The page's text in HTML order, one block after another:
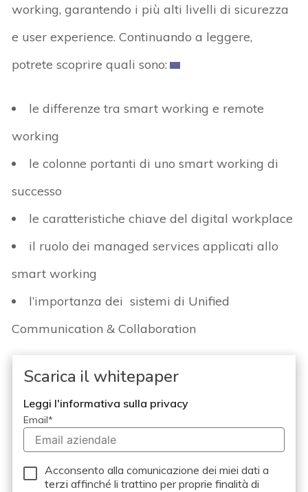
working, garantendo i più alti livelli di sicurezza
e user experience. Continuando a leggere,
potrete scoprire quali sono:
le differenze tra smart working e remote
working
le colonne portanti di uno smart working di
successo
le caratteristiche chiave del digital workplace
il ruolo dei managed services applicati allo
smart working
l’importanza dei sistemi di Unified
Communication & Collaboration
Scarica il whitepaper
Leggi l'informativa sulla privacy
Email*
Acconsento alla comunicazione dei miei dati a
terzi affinché li trattino per proprie finalità di